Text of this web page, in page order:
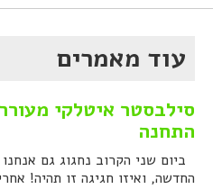
עוד מאמרים
סילבסטר איטלקי
התחנה
ביום שני הקרוב נחגוג גם
החדשה, ואיזו חגיגה זו תהיה!